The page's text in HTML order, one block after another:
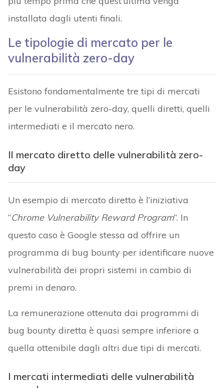
installata dagli utenti finali.
Le tipologie di mercato per le
vulnerabilità zero-day
Esistono fondamentalmente tre tipi di mercati
per le vulnerabilità zero-day, quelli diretti, quelli
intermediati e il mercato nero.
Il mercato diretto delle vulnerabilità zero-
day
Un esempio di mercato diretto è l’iniziativa
“Chrome Vulnerability Reward Program”. In
questo caso è Google stessa ad offrire un
programma di bug bounty per identificare nuove
vulnerabilità dei propri sistemi in cambio di
premi in denaro.
La remunerazione ottenuta dai programmi di
bug bounty diretta è quasi sempre inferiore a
quella ottenibile dagli altri due tipi di mercati.
I mercati intermediati delle vulnerabilità